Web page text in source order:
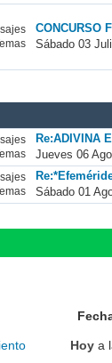
CONCURSO
Sábado 03
Re:ADIVINA
Jueves 06
Sábado 01
Hoy a